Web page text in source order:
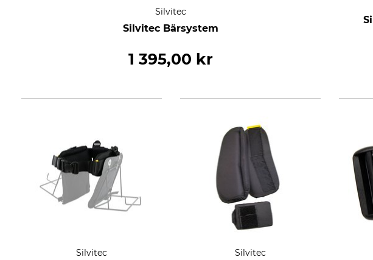
Silvitec
Silvitec Bärsystem
1 395,00 kr
Silvitec Silvitec